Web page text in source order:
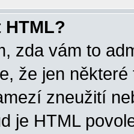
zda vám to
že jen
zneužití
je HTML